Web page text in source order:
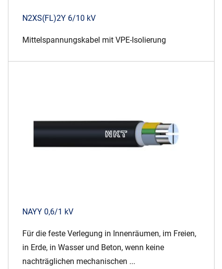
N2XS(FL)2Y 6/10 kV
Mittelspannungskabel mit VPE-Isolierung
NAYY 0,6/1 kV
Für die feste Verlegung in Innenräumen, im Freien,
in Erde, in Wasser und Beton, wenn keine
nachträglichen mechanischen ...